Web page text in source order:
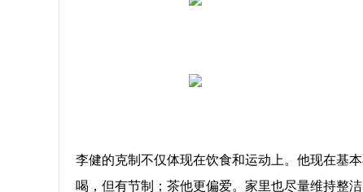
李健的克制不仅体现在饮食和运动上。他现在基
喝，但有节制；茶他更偏爱。家里也尽量维持整